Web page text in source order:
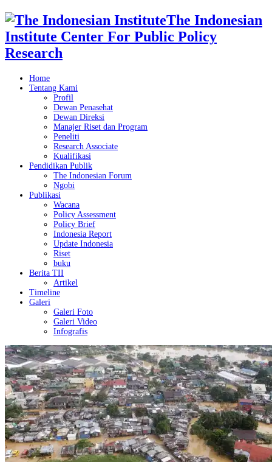
The Indonesian
Institute Center For Public Policy
Research
Home
Tentang Kami
Profil
Dewan Penasehat
Dewan Direksi
Manajer Riset dan Program
Peneliti
Research Associate
Kualifikasi
Pendidikan Publik
The Indonesian Forum
Ngobi
Publikasi
Wacana
Policy Assessment
Policy Brief
Indonesia Report
Update Indonesia
Riset
buku
Berita TII
Artikel
Timeline
Galeri
Galeri Foto
Galeri Video
Infografis